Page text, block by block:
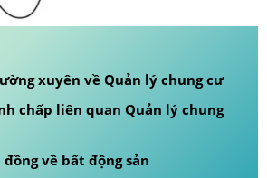
xuyên về Quản lý chung cư
chấp liên quan Quản lý chung
về bất động sản